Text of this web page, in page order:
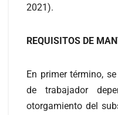
2021).
REQUISITOS DE
En primer término,
de trabajador
otorgamiento del